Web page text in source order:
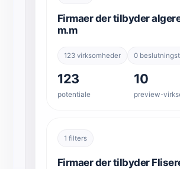
Firmaer der tilbyder
m.m
123 virksomheder 0
123
potentiale
10
preview-
1 filters
Firmaer der tilbyder